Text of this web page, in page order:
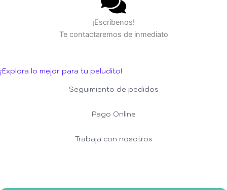
¡Escribenos!
Te contactaremos de inmediato
¡Explora lo mejor para tu peludito!
Seguimiento de pedidos
Pago Online
Trabaja con nosotros